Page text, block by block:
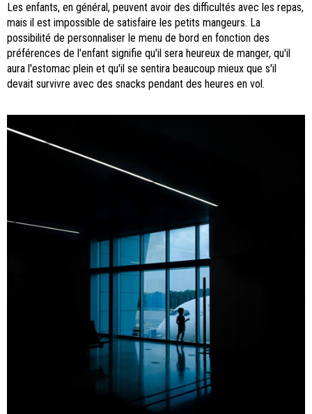
Les enfants, en général, peuvent avoir des difficultés avec les repas,
mais il est impossible de satisfaire les petits mangeurs. La
possibilité de personnaliser le menu de bord en fonction des
préférences de l'enfant signifie qu'il sera heureux de manger, qu'il
aura l'estomac plein et qu'il se sentira beaucoup mieux que s'il
devait survivre avec des snacks pendant des heures en vol.